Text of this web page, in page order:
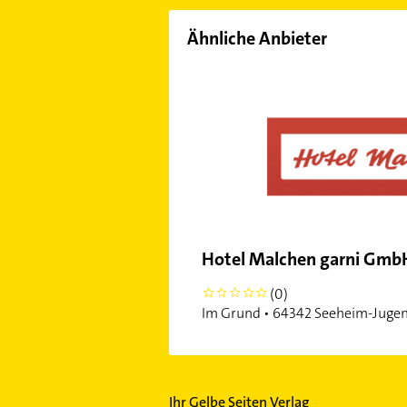
Ähnliche Anbieter
Hotel Malchen garni
0
(0)
Im Grund • 64342 Seeheim-
Ihr Gelbe Seiten Verlag